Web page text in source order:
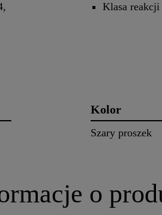
Klasa
Kolor
Szary proszek
o